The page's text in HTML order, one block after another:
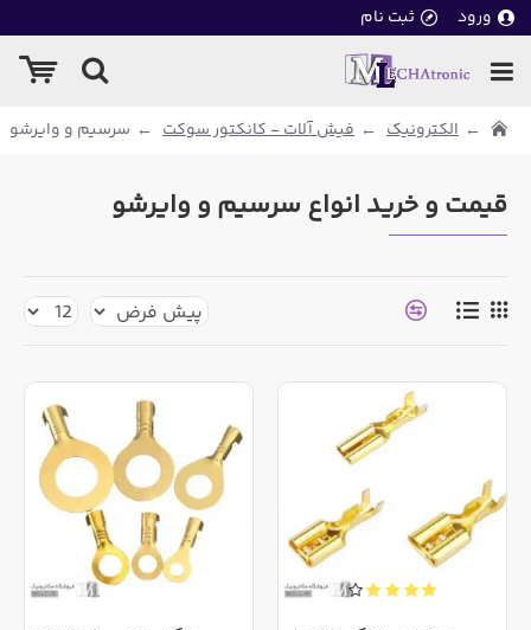
ورود ثبت نام
الکترونیک فیش آلات - کانکتور سوکت سرسیم و وایرشو
قیمت و خرید انواع سرسیم و وایرشو